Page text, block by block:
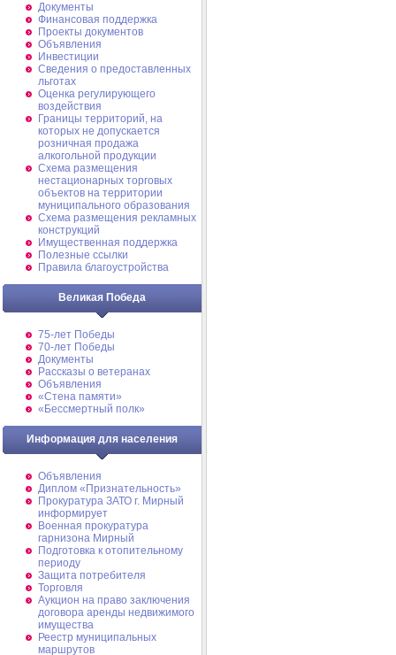
Документы
Финансовая поддержка
Проекты документов
Объявления
Инвестиции
Сведения о предоставленных
льготах
Оценка регулирующего
воздействия
Границы территорий, на
которых не допускается
розничная продажа
алкогольной продукции
Схема размещения
нестационарных торговых
объектов на территории
муниципального образования
Схема размещения рекламных
конструкций
Имущественная поддержка
Полезные ссылки
Правила благоустройства
Великая Победа
75-лет Победы
70-лет Победы
Документы
Рассказы о ветеранах
Объявления
«Стена памяти»
«Бессмертный полк»
Информация для населения
Объявления
Диплом «Признательность»
Прокуратура ЗАТО г. Мирный
информирует
Военная прокуратура
гарнизона Мирный
Подготовка к отопительному
периоду
Защита потребителя
Торговля
Аукцион на право заключения
договора аренды недвижимого
имущества
Реестр муниципальных
маршрутов